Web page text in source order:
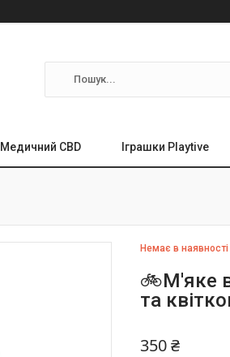
Медичний CBD Іграшки Playtive
Немає в наявності
🚲М'яке
та
350 ₴